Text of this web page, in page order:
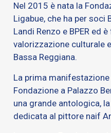
Nel 2015 è nata la
Ligabue, che ha per soci Boorea, Comune di Gualtieri,
Landi Renzo e BPER ed
valorizzazione culturale
Bassa Reggiana.
La prima
Fondazione a Palazzo Bentivoglio di Gualtieri è stata
una grande antologica, la più
dedicata al pittore naif